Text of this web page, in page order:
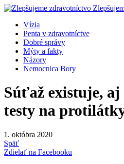
Vízia
Penta v zdravotníctve
Dobré správy
Mýty a fakty
Názory
Nemocnica Bory
Súťaž existuje,
testy na
1. októbra 2020
Späť
Zdielať na Facebooku